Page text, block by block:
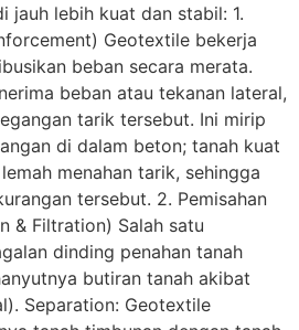
jauh lebih kuat dan stabil: 1.
Geotextile bekerja
beban secara merata.
beban atau tekanan lateral,
tarik tersebut. Ini mirip
di dalam beton; tanah kuat
menahan tarik, sehingga
tersebut. 2. Pemisahan
& Filtration) Salah satu
dinding penahan tanah
butiran tanah akibat
Separation: Geotextile